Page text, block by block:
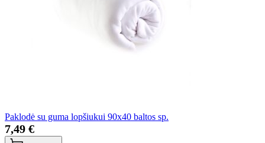
Paklodė su guma lopšiukui 90x40 baltos sp.
7,49 €